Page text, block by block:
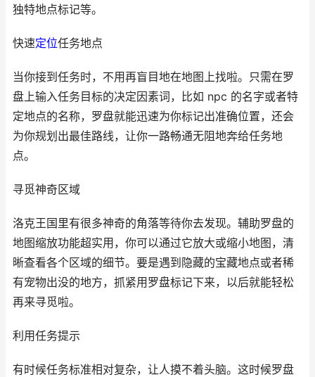
独特地点标记等。
快速定位任务地点
当你接到任务时，不用再盲目地在地图上找啦。只需在罗
盘上输入任务目标的决定因素词，比如 npc 的名字或者特
定地点的名称，罗盘就能迅速为你标记出准确位置，还会
为你规划出最佳路线，让你一路畅通无阻地奔给任务地
点。
寻觅神奇区域
洛克王国里有很多神奇的角落等待你去发现。辅助罗盘的
地图缩放功能超实用，你可以通过它放大或缩小地图，清
晰查看各个区域的细节。要是遇到隐藏的宝藏地点或者稀
有宠物出没的地方，抓紧用罗盘标记下来，以后就能轻松
再来寻觅啦。
利用任务提示
有时候任务标准相对复杂，让人摸不着头脑。这时候罗盘